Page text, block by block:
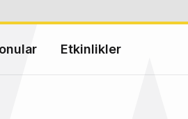
Etkinlikler